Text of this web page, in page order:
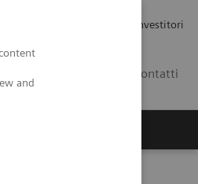
and
Relazioni con gli investitori
Contatti